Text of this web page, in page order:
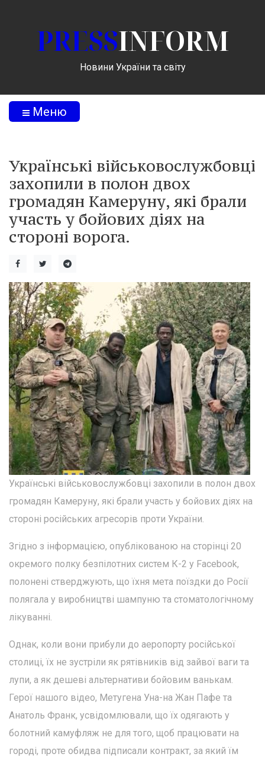
PRESSINFORM
Новини України та світу
Меню
Українські військовослужбовці
захопили в полон двох
громадян Камеруну, які брали
участь у бойових діях на
стороні ворога.
Українські військовослужбовці захопили в полон двох
громадян Камеруну, які брали участь у бойових діях на
стороні російських агресорів проти України.
Згідно з інформацією, опублікованою на сторінці 20
окремого полку безпілотних систем К-2 у Facebook,
полонені стверджують, що їхня мета поїздки до Росії
полягала у виробництві шампуню та стоматологічному
лікуванні.
Однак, коли вони прибули до аеропорту російської
столиці, їх не зустріли як рятівників від зайвої ваги та
лупи, а як дешеві альтернативи бойовим ванькам.
Герої нашого відео, Метугена Уна-на Жан Пафе та
Анатоль Франк, усвідомлювали, що їх одягають у
болотний камуфляж не для того, щоб працювати на
городі, проте обидва підписали контракт, за який їм